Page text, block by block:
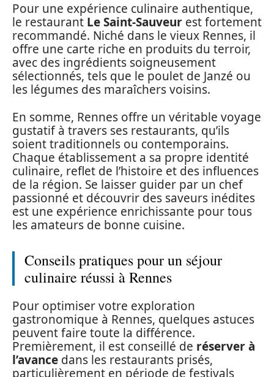
Pour une expérience culinaire authentique,
le restaurant Le Saint-Sauveur est fortement
recommandé. Niché dans le vieux Rennes, il
offre une carte riche en produits du terroir,
avec des ingrédients soigneusement
sélectionnés, tels que le poulet de Janzé ou
les légumes des maraîchers voisins.
En somme, Rennes offre un véritable voyage
gustatif à travers ses restaurants, qu’ils
soient traditionnels ou contemporains.
Chaque établissement a sa propre identité
culinaire, reflet de l’histoire et des influences
de la région. Se laisser guider par un chef
passionné et découvrir des saveurs inédites
est une expérience enrichissante pour tous
les amateurs de bonne cuisine.
Conseils pratiques pour un séjour
culinaire réussi à Rennes
Pour optimiser votre exploration
gastronomique à Rennes, quelques astuces
peuvent faire toute la différence.
Premièrement, il est conseillé de réserver à
l’avance dans les restaurants prisés,
particulièrement en période de festivals